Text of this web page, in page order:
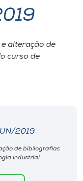
alteração de
curso de
2019
de bibliografias
Industrial.